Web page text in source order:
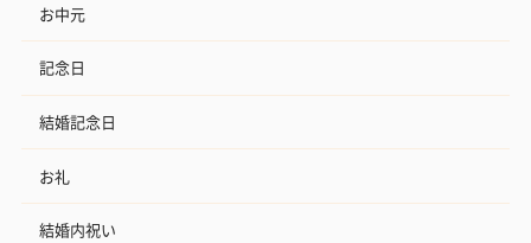
お中元
記念日
結婚記念日
お礼
結婚内祝い